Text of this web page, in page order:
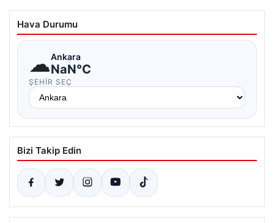
Hava Durumu
☁Ankara
NaN°C
ŞEHIR SEÇ
Bizi Takip Edin